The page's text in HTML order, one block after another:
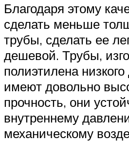
Благодаря этому
сделать меньше
трубы, сделать ее
дешевой. Трубы,
полиэтилена
имеют довольно
прочность, они
внутреннему
механическому